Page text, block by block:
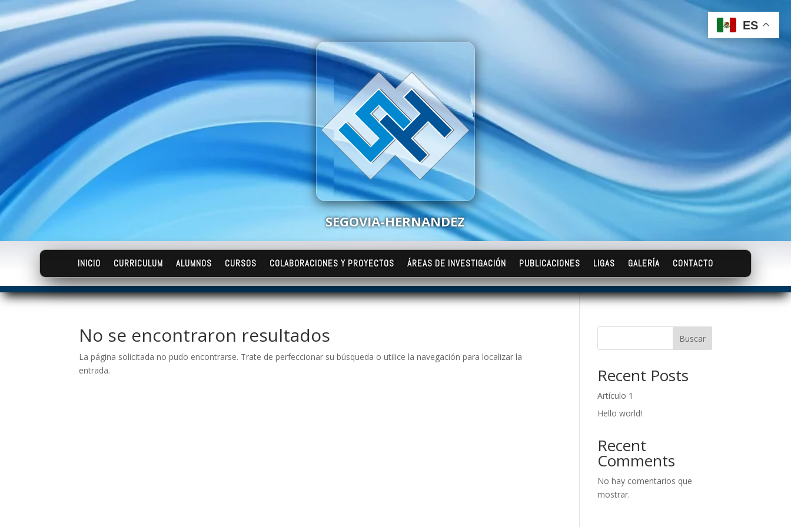
SEGOVIA-HERNANDEZ
INICIO CURRICULUM ALUMNOS CURSOS COLABORACIONES Y PROYECTOS ÁREAS DE INVESTIGACIÓN PUBLICACIONES LIGAS GALERÍA CONTACTO
No se encontraron resultados
La página solicitada no pudo encontrarse. Trate de perfeccionar su búsqueda o utilice la navegación para localizar la
entrada.
Buscar
Recent Posts
Artículo 1
Hello world!
Recent
Comments
No hay comentarios que
mostrar.
ES